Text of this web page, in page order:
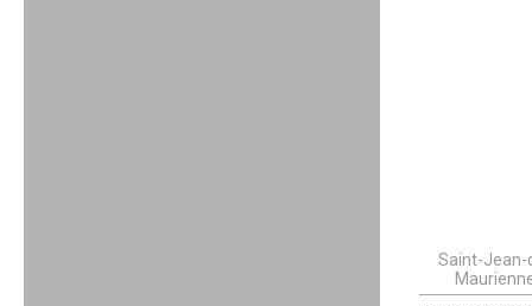
Saint-Jean-